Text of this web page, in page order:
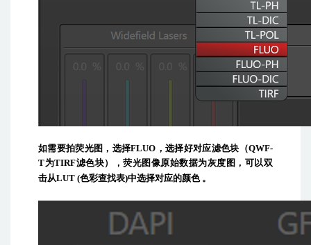
如需要拍荧光图，选择FLUO ，选择好对应滤色块（QWF-
T为TIRF滤色块），荧光图像原始数据为灰度图，可以双
击从LUT (色彩查找表)中选择对应的颜色 。